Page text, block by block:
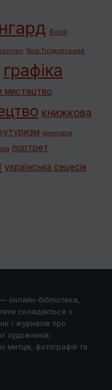
Фотій
Яків Гніздовський
графiка
мистецтво
книжкова
мемуари
портрет
українська сецесія
онлайн-бібліотека,
складається з
і журналів про
художників;
митців, фотографій та